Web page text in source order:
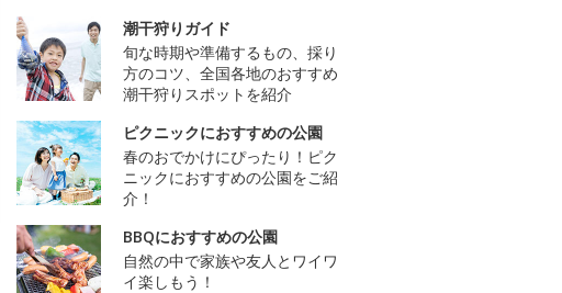
潮干狩りガイド
旬な時期や準備するもの、採り
方のコツ、全国各地のおすすめ
潮干狩りスポットを紹介
ピクニックにおすすめの公園
春のおでかけにぴったり！ピク
ニックにおすすめの公園をご紹
介！
BBQにおすすめの公園
自然の中で家族や友人とワイワ
イ楽しもう！